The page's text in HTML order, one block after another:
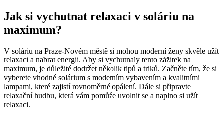
Jak si vychutnat ⁢relaxaci ​v soláriu na
maximum?
V soláriu na⁢ Praze-Novém městě⁢ si ⁢mohou moderní ženy⁢ skvěle užít
relaxaci a nabrat ‍energii. Aby‌ si vychutnaly tento zážitek na
maximum, je důležité‌ dodržet několik ⁣tipů a triků. Začněte tím, že si
vyberete vhodné solárium s ⁣moderním vybavením a kvalitními⁤
lampami, které zajistí rovnoměrné⁢ opálení. Dále si připravte​
relaxační hudbu, ⁢která vám pomůže uvolnit se a naplno si užít
⁣relaxaci.